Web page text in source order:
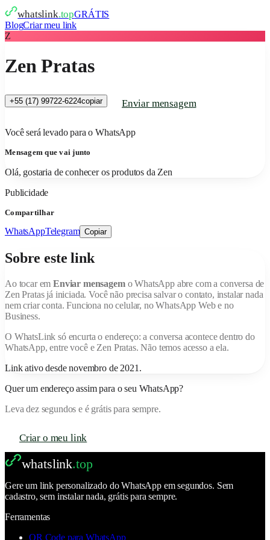
whatslink.topGRÁTIS
BlogCriar meu link
Z
Zen Pratas
+55 (17) 99722-6224copiar Enviar mensagem
Você será levado para o WhatsApp
Mensagem que vai junto
Olá, gostaria de conhecer os produtos da Zen
Publicidade
Compartilhar
WhatsAppTelegram Copiar
Sobre este link
Ao tocar emEnviar mensagem o WhatsApp abre com a conversa de
Zen Pratasjá iniciada. Você não precisa salvar o contato, instalar nada
nem criar conta. Funciona no celular, no WhatsApp Web e no
Business.
O WhatsLink só encurta o endereço: a conversa acontece dentro do
WhatsApp, entre você e Zen Pratas. Não temos acesso a ela.
Link ativo desde novembro de 2021 .
Quer um endereço assim para o seu WhatsApp?
Leva dez segundos e é grátis para sempre.
Criar o meu link
whatslink.top
Gere um link personalizado do WhatsApp em segundos. Sem
cadastro, sem instalar nada, grátis para sempre.
Ferramentas
QR Code para WhatsApp